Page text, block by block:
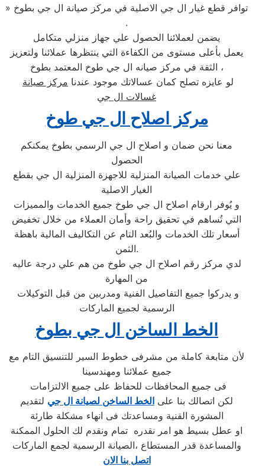
» توافر قطع غيار ال جي الاصلية في مركز صيانة ال جي بطوخ
.
يضمن لعملائنا الحصول علي جهاز منزلي متكامل
يعمل بأعلى مستوى من الكفاءة التي ينتظرها عملائنا ولتعزيز
الثقة في مركز صيانه ال جي طوخ المعتمد بطوخ ،
لو عايزه تصلح كمان عسالاتك موجود عندنا مركز صيانة
غسالات ال جي
مركز اصلاح ال جي طوخ
معنا نحن ضمان و اصلاح ال جي الرسمي بطوخ يمكنكم
الحصول
علي خدمات الصيانة المنزلية للاجهزة المنزلية ال جي بقطع
الغيار الاصلية
و يُوفر ارقام اصلاح ال جي طوخ جميع الخدمات والمميزات
التي تُساهم في تحقيق راحة وأمان العملاء من خلال تخفيض
أسعار تلك الخدمات والبُعد التام عن التكاليف المالية باهظة
الثمن.
لدي مركز رقم اصلاح ال جي طوخ من هم علي درجة عاليه
من المهارة
الرسمية لجميع الماركات
الخط الساخن ال جي بطوخ
لأن متابعة كاملة من مشرفى خطوط السير للتنسيق التام مع
جميع عملائنا ومهندسينا
فى جميع المحافظات للحفاظ على جميع الالتزامات
لكن اتصالك بنا على الخط الساخن لصيانة ال جي لتقديم
المشورة القنية ومساعدتك فى انهاء مشكلة طارئة
او عطل بسيط هو امر نقدره تمام ونقدم لك الحلول الممكنة
والمساعدة قدر المستطاع ،الصيانة الرسمية لجمع الماركات
اتصل بنا الان